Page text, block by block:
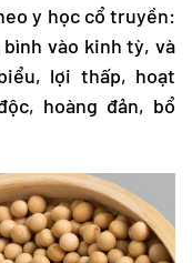
y học cổ truyền:
vào kinh tỳ, và
lợi thấp, hoạt
hoàng đản, bổ